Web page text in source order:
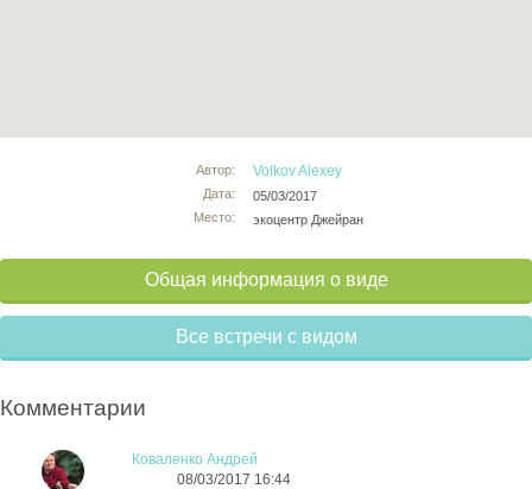
Автор:
Дата:
Место:
Volkov Alexey
05/03/2017
экоцентр Джейран
Общая информация о виде
Все встречи с видом
Комментарии
Коваленко Андрей
08/03/2017 16:44